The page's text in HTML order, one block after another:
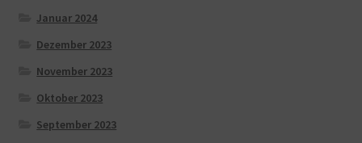
Januar 2024
Dezember 2023
November 2023
Oktober 2023
September 2023